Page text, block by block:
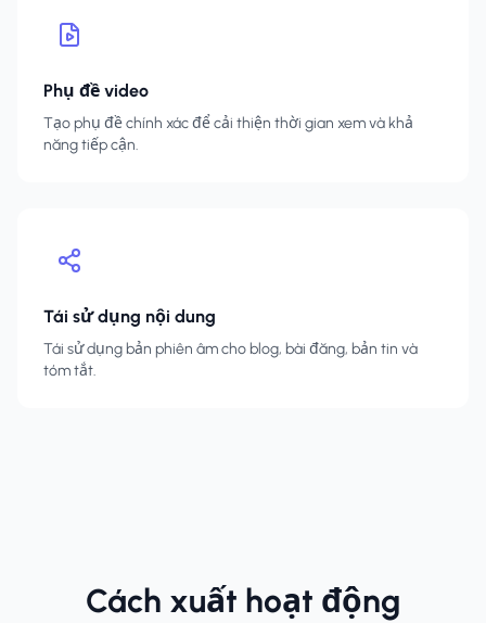
Phụ đề video
Tạo phụ đề chính xác để cải thiện thời gian xem và khả
năng tiếp cận.
Tái sử dụng nội dung
Tái sử dụng bản phiên âm cho blog, bài đăng, bản tin và
tóm tắt.
Cách xuất hoạt động